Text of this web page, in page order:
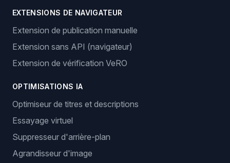
EXTENSIONS DE NAVIGATEUR
Extension de publication manuelle
Extension sans API (navigateur)
Extension de vérification VeRO
OPTIMISATIONS IA
Optimiseur de titres et descriptions
Essayage virtuel
Suppresseur d'arrière-plan
Agrandisseur d'image